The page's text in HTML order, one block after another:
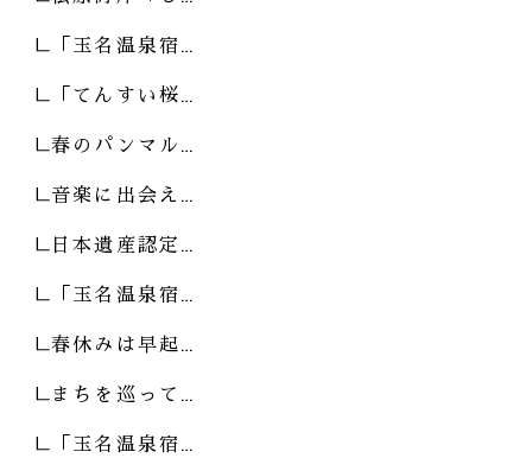
「玉名温泉宿…
「てんすい桜…
春のパンマル…
音楽に出会え…
日本遺産認定…
「玉名温泉宿…
春休みは早起…
まちを巡って…
「玉名温泉宿…